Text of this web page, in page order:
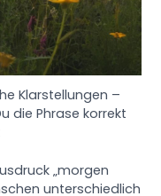
Klarstellungen –
die Phrase korrekt
„morgen
unterschiedlich